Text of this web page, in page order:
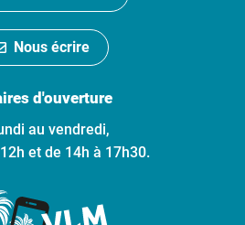
Nous écrire
d'ouverture
au vendredi,
et de 14h à 17h30.